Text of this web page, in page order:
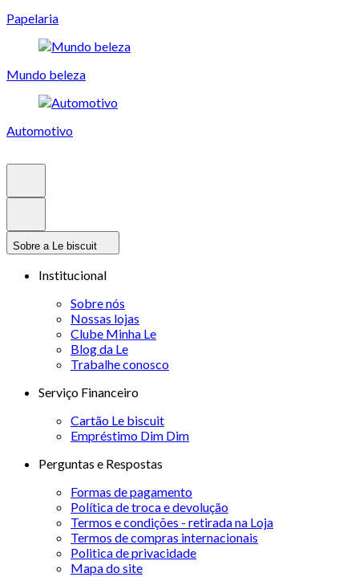
Papelaria
Mundo beleza
Automotivo
Sobre a Le biscuit
Institucional
Sobre nós
Nossas lojas
Clube Minha Le
Blog da Le
Trabalhe conosco
Serviço Financeiro
Cartão Le biscuit
Empréstimo Dim Dim
Perguntas e Respostas
Formas de pagamento
Política de troca e devolução
Termos e condições - retirada na Loja
Termos de compras internacionais
Politica de privacidade
Mapa do site